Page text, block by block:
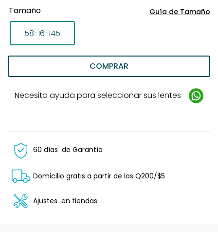
Guía de Tamaño
Tamaño
58-16-145
COMPRAR
Necesita ayuda para seleccionar sus lentes
60 días de Garantía
Domicilio gratis a partir de los Q200/$5
Ajustes en tiendas